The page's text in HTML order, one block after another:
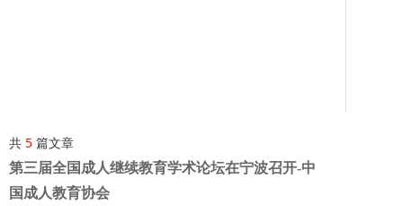
共 5 篇文章
第三届全国成人继续教育学术论坛在宁波召开-中
国成人教育协会